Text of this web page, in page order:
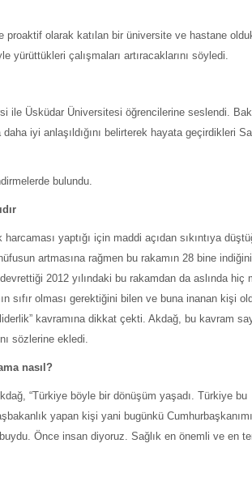
olarak katılan bir üniversite ve hastane
çalışmaları artıracaklarını söyledi.
ile Üsküdar Üniversitesi öğrencilerine seslendi.
iyi anlaşıldığını belirterek hayata geçirdikleri
bulundu.
yaptığı için maddi açıdan sıkıntıya
artmasına rağmen bu rakamın 28 bine indiğini
devrettiği 2012 yılındaki bu rakamdan da aslında hiç
sıfır olması gerektiğini bilen ve buna inanan kişi
kavramına dikkat çekti. Akdağ, bu kavram
sözlerine ekledi.
nasıl?
“Türkiye böyle bir dönüşüm yaşadı. Türkiye bu
yapan kişi yani bugünkü
Önce insan diyoruz. Sağlık en önemli ve en